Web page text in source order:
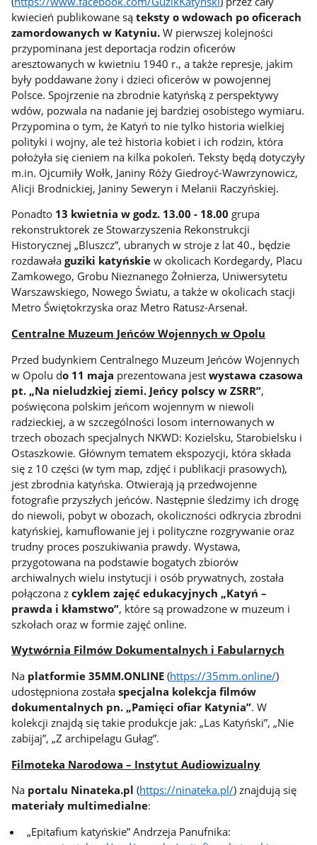
kwiecień publikowane sąteksty o wdowach po oficerach
zamordowanych w Katyniu.W pierwszej kolejności
przypominana jest deportacja rodzin oficerów
aresztowanych w kwietniu 1940 r., a także represje, jakim
były poddawane żony i dzieci oficerów w powojennej
Polsce. Spojrzenie na zbrodnie katyńską z perspektywy
wdów, pozwala na nadanie jej bardziej osobistego wymiaru.
Przypomina o tym, że Katyń to nie tylko historia wielkiej
polityki i wojny, ale też historia kobiet i ich rodzin, która
położyła się cieniem na kilka pokoleń. Teksty będą dotyczyły
m.in. Ojcumiły Wołk, Janiny Róży Giedroyć-Wawrzynowicz,
Alicji Brodnickiej, Janiny Seweryn i Melanii Raczyńskiej.
Ponadto 13 kwietnia w godz. 13.00 - 18.00 grupa
rekonstruktorek ze Stowarzyszenia Rekonstrukcji
Historycznej „Bluszcz”, ubranych w stroje z lat 40., będzie
rozdawałaguziki katyńskie w okolicach Kordegardy, Placu
Zamkowego, Grobu Nieznanego Żołnierza, Uniwersytetu
Warszawskiego, Nowego Światu, a także w okolicach stacji
Metro Świętokrzyska oraz Metro Ratusz-Arsenał.
Centralne Muzeum Jeńców Wojennych w Opolu
Przed budynkiem Centralnego Muzeum Jeńców Wojennych
w Opolu do 11 maja prezentowana jestwystawa czasowa
pt. „Na nieludzkiej ziemi. Jeńcy polscy w ZSRR”,
poświęcona polskim jeńcom wojennym w niewoli
radzieckiej, a w szczególności losom internowanych w
trzech obozach specjalnych NKWD: Kozielsku, Starobielsku i
Ostaszkowie. Głównym tematem ekspozycji, która składa
się z 10 części (w tym map, zdjęć i publikacji prasowych),
jest zbrodnia katyńska. Otwierają ją przedwojenne
fotografie przyszłych jeńców. Następnie śledzimy ich drogę
do niewoli, pobyt w obozach, okoliczności odkrycia zbrodni
katyńskiej, kamuflowanie jej i polityczne rozgrywanie oraz
trudny proces poszukiwania prawdy. Wystawa,
przygotowana na podstawie bogatych zbiorów
archiwalnych wielu instytucji i osób prywatnych, została
połączona zcyklem zajęć edukacyjnych „Katyń –
prawda i kłamstwo”, które są prowadzone w muzeum i
szkołach oraz w formie zajęć online.
Wytwórnia Filmów Dokumentalnych i Fabularnych
Na platformie 35MM.ONLINE (https://35mm.online/)
udostępniona zostałaspecjalna kolekcja filmów
dokumentalnych pn. „Pamięci ofiar Katynia”. W
kolekcji znajdą się takie produkcje jak: „Las Katyński”, „Nie
zabijaj”, „Z archipelagu Gułag”.
Filmoteka Narodowa – Instytut Audiowizualny
Na portalu Ninateka.pl (https://ninateka.pl/) znajdują się
materiały multimedialne:
„Epitafium katyńskie” Andrzeja Panufnika: